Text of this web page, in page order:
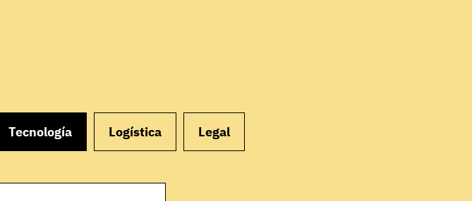
Tecnología Logística Legal